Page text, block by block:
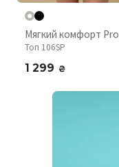
Мягкий комфорт Pro
Топ 106SP
1 299 ₴